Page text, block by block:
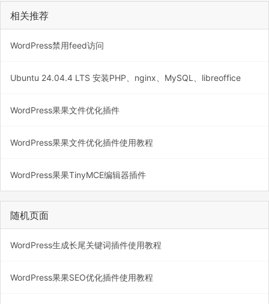
相关推荐
WordPress禁用feed访问
Ubuntu 24.04.4 LTS 安装PHP、nginx、MySQL、libreoffice
WordPress果果文件优化插件
WordPress果果文件优化插件使用教程
WordPress果果TinyMCE编辑器插件
随机页面
WordPress生成长尾关键词插件使用教程
WordPress果果SEO优化插件使用教程